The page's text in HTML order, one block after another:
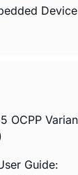
OCPP
Guide: